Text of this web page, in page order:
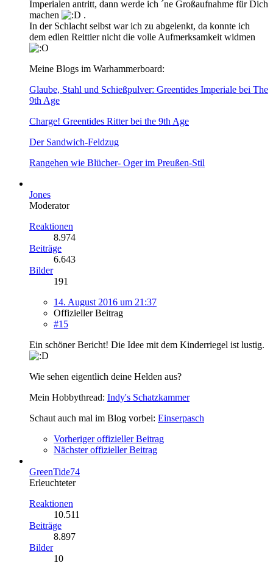
Imperialen antritt, dann werde ich ´ne Großaufnahme für Dich
machen
.
In der Schlacht selbst war ich zu abgelenkt, da konnte ich
dem edlen Reittier nicht die volle Aufmerksamkeit widmen
Meine Blogs im Warhammerboard:
Glaube, Stahl und Schießpulver: Greentides Imperiale bei The
9th Age
Charge! Greentides Ritter bei the 9th Age
Der Sandwich-Feldzug
Rangehen wie Blücher- Oger im Preußen-Stil
Jones
Moderator
Reaktionen
8.974
Beiträge
6.643
Bilder
191
14. August 2016 um 21:37
Offizieller Beitrag
#15
Ein schöner Bericht! Die Idee mit dem Kinderriegel ist lustig.
Wie sehen eigentlich deine Helden aus?
Mein Hobbythread: Indy's Schatzkammer
Schaut auch mal im Blog vorbei: Einserpasch
Vorheriger offizieller Beitrag
Nächster offizieller Beitrag
GreenTide74
Erleuchteter
Reaktionen
10.511
Beiträge
8.897
Bilder
10